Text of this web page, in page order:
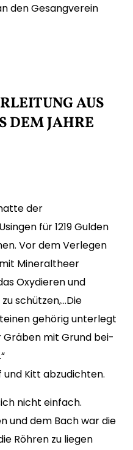
den Gesangverein
AUS
DEM JAHRE
der
für 1219 Gulden
Vor dem Verlegen
Mineraltheer
Oxydieren und
schützen,…Die
gehörig unterlegt
mit Grund bei-
Kitt abzudichten.
nicht einfach.
und dem Bach war die
Röhren zu liegen